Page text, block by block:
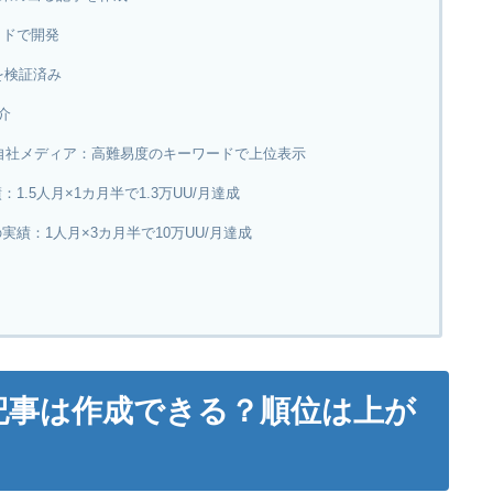
で開発
検証済み
メディア：高難易度のキーワードで上位表示
1.5人月×1カ月半で1.3万UU/月達成
績：1人月×3カ月半で10万UU/月達成
は作成できる？順位は上が